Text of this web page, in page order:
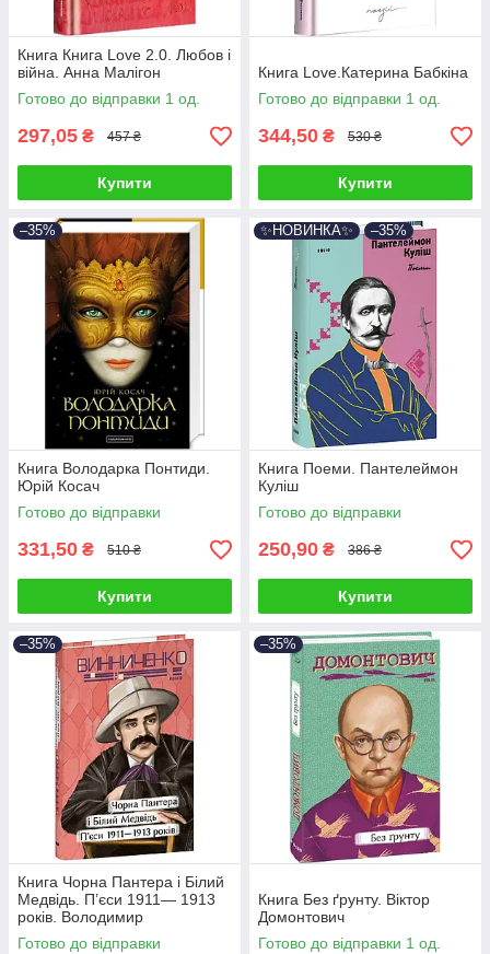
Книга Книга Love 2.0. Любов і
війна. Анна Малігон
Готово до відправки 1 од.
297,05 ₴ 457 ₴
Купити
Книга Love.Катерина Бабкіна
Готово до відправки 1 од.
344,50 ₴ 530 ₴
Купити
–35%
Книга Володарка Понтиди.
Юрій Косач
Готово до відправки
331,50 ₴ 510 ₴
Купити
✨НОВИНКА✨ –35%
Книга Поеми. Пантелеймон
Куліш
Готово до відправки
250,90 ₴ 386 ₴
Купити
–35%
Книга Чорна Пантера i Білий
Медвідь. П’єси 1911— 1913
років. Володимир
Винниченко
Готово до відправки
–35%
Книга Без ґрунту. Віктор
Домонтович
Готово до відправки 1 од.